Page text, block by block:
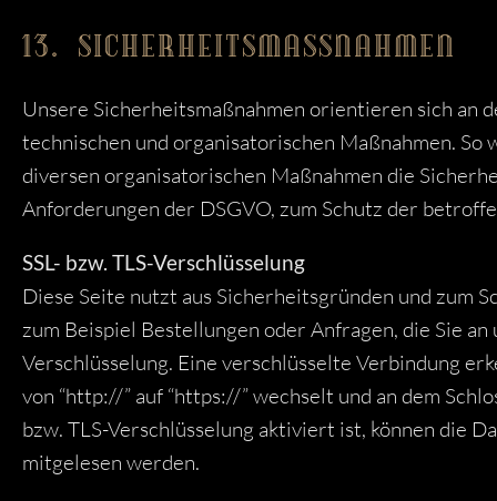
13. SICHERHEITSMASSNAHMEN
Unsere Sicherheitsmaßnahmen orientieren sich an
technischen und organisatorischen Maßnahmen.
diversen organisatorischen Maßnahmen die
Anforderungen der DSGVO, zum Schutz der
SSL- bzw. TLS-Verschlüsselung
Diese Seite nutzt aus Sicherheitsgründen und zum
zum Beispiel Bestellungen oder Anfragen, die Sie
Verschlüsselung. Eine verschlüsselte Verbindung
von “http://” auf “https://” wechselt und an dem
bzw. TLS-Verschlüsselung aktiviert ist, können die
mitgelesen werden.